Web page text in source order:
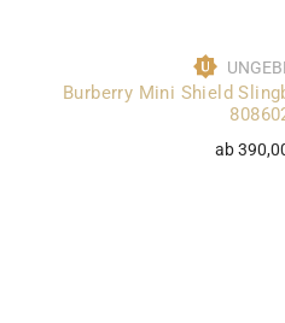
Burberry Mini Shield
ab